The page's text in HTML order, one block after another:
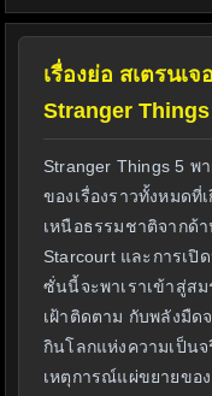
เรื่องย่อ สเตรนเ
Stranger
Stranger Things 5
ของเรื่องราวทั้งหมดที่
เหนือธรรมชาติจากด้
Starcourt และการเ
ซั่นนี้จะพาเราเข้าสู่ส
เฝ้าติดตาม กับพลังมืด
กินโลกแห่งความเป็น
เหตุการณ์แผ่ขยายขอ